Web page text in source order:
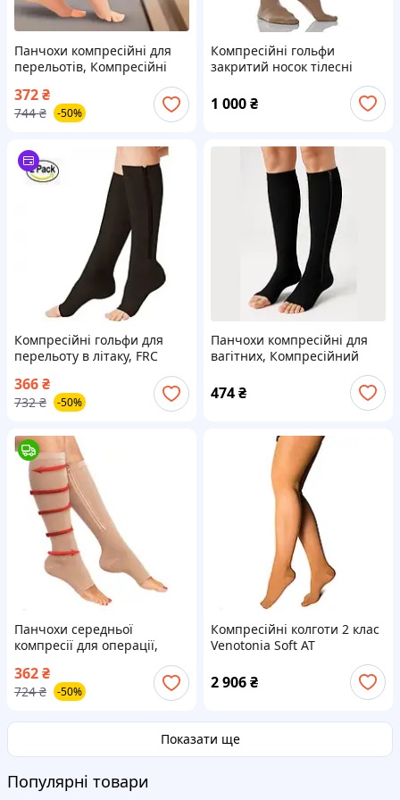
Панчохи компресійні для
перельотів, Компресійні
панчохи 2 класу для жінок,
Лікувальні компресійні
гольфи, QLL
372₴
744 ₴ -50%
Компресійні гольфи
закритий носок тілесні
Relaxsan COTTON UNISEX 1
клас 18-22 мм рт. ст.
1 000₴
Компресійні гольфи для
перельоту в літаку, FRC
366₴
732 ₴ -50%
Панчохи компресійні для
вагітних, Компресійний
Панчоха компресійна
чоловіча, Гольфи при
474₴
Панчохи середньої
компресії для операції,
літак при вагітності,
Антиварикозні панчохи,
362₴
724 ₴ -50%
Компресійні колготи 2 клас
Venotonia Soft AT
2 906₴
Показати ще
Популярні товари